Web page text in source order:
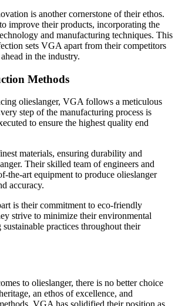
is another cornerstone of their ethos.
improve their products, incorporating the
and manufacturing techniques. This
sets VGA apart from their competitors
in the industry.
Methods
olieslanger, VGA follows a meticulous
step of the manufacturing process is
to ensure the highest quality end
materials, ensuring durability and
Their skilled team of engineers and
the-art equipment to produce olieslanger
accuracy.
is their commitment to eco-friendly
strive to minimize their environmental
practices throughout their
to olieslanger, there is no better choice
an ethos of excellence, and
VGA has solidified their position as